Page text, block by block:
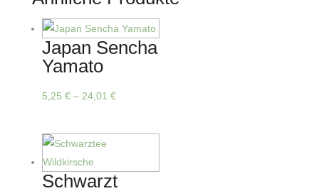
Japan Sencha
Yamato
5,25 €– 24,01 €Dieses
weist
Varianten
auf.
Schwarzt